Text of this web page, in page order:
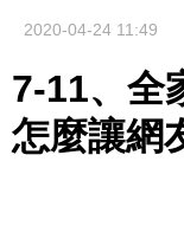
2020-04-24 11:49
7-11、全
怎麼讓網